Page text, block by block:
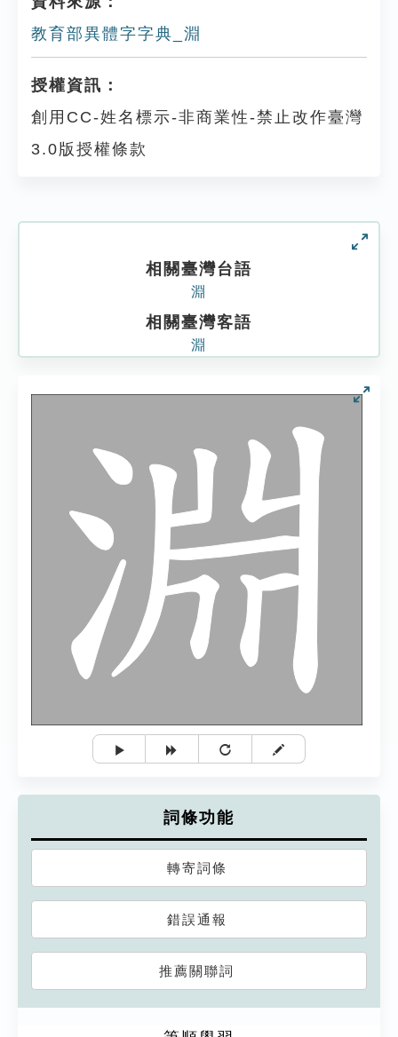
教育部異體字字典_淵
授權資訊：
創用CC-姓名標示-非商業性-禁止改作臺灣
3.0版授權條款
相關臺灣台語
淵
相關臺灣客語
淵
詞條功能
轉寄詞條
錯誤通報
推薦關聯詞